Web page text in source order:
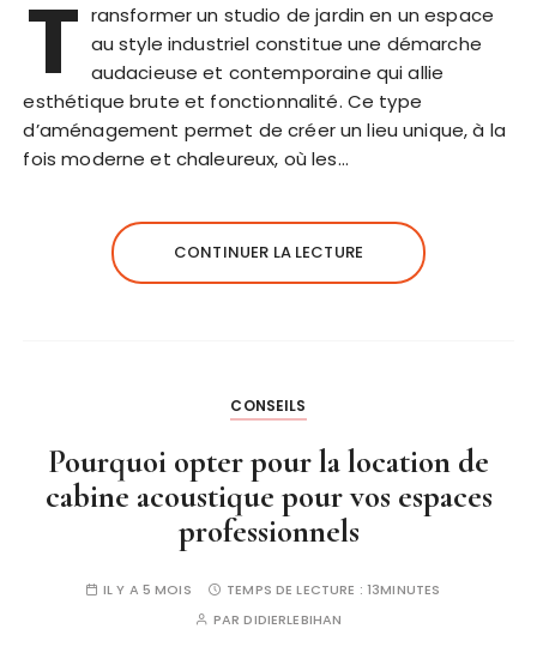
T ransformer un studio de jardin en un espace
au style industriel constitue une démarche
audacieuse et contemporaine qui allie
esthétique brute et fonctionnalité. Ce type
d’aménagement permet de créer un lieu unique, à la
fois moderne et chaleureux, où les…
CONTINUER LA LECTURE
CONSEILS
Pourquoi opter pour la location de
cabine acoustique pour vos espaces
professionnels
IL Y A 5 MOIS TEMPS DE LECTURE : 13MINUTES
PARDIDIERLEBIHAN